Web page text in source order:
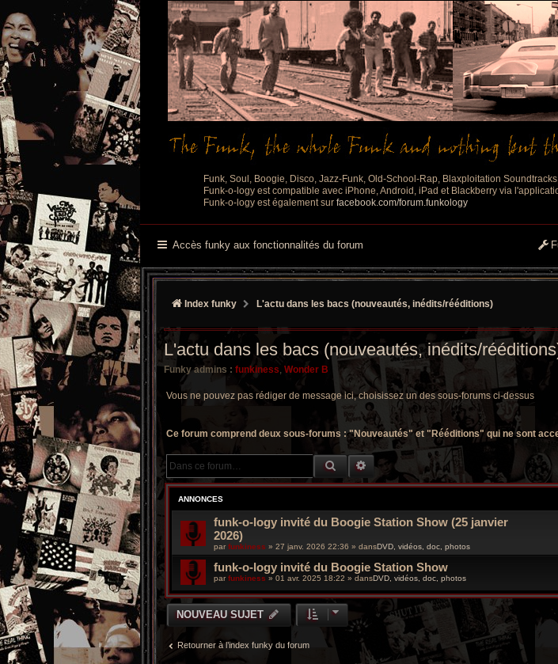
Funk, Soul, Boogie, Disco, Jazz-Funk, Old-School-Rap, Blaxploitation
Funk-o-logy est compatible avec iPhone, Android, iPad et Blackberry via
Funk-o-logy est également sur facebook.com/forum.funkology
Accès funky aux fonctionnalités du forum
Index funky L'actu dans les bacs (nouveautés, inédits/rééditions)
L'actu dans les bacs (nouveautés, inédits/
Funky admins : funkiness Wonder B
Vous ne pouvez pas rédiger de message ici, choisissez un des sous-forums ci-dessus
Ce forum comprend deux sous-forums : "Nouveautés" et "Rééditions" qui ne sont
RECHERCHE GROOVY
RECHERCHE AVANCÉE
ANNONCES
funk-o-logy invité du Boogie Station Show (25 janvier
2026)
par funkiness » 27 janv. 2026 22:36 » dansDVD, vidéos, doc, photos
funk-o-logy invité du Boogie Station Show
parfunkiness » 01 avr. 2025 18:22 » dansDVD, vidéos, doc, photos
NOUVEAU SUJET
Retourner à l’index funky du forum